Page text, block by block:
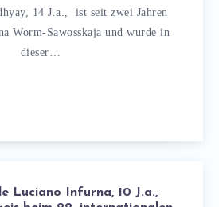
14 J.a., ist seit zwei Jahren
Worm-Sawosskaja und wurde in
dieser…
Luciano Infurna, 10 J.a.,